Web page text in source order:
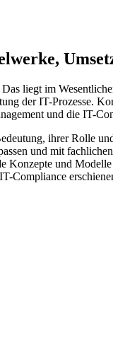
liegt im
der IT-Prozesse.
und die IT-
ihrer Rolle
und mit
Konzepte und
Compliance